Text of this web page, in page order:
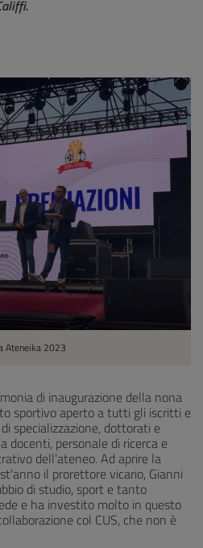
Ateneika 2023
di inaugurazione della nona
sportivo aperto a tutti gli iscritti e
specializzazione, dottorati e
docenti, personale di ricerca e
dell’ateneo. Ad aprire la
il prorettore vicario, Gianni
di studio, sport e tanto
e ha investito molto in questo
col CUS, che non è